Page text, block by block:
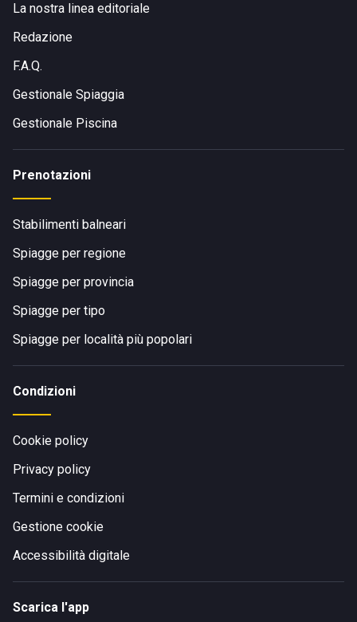
La nostra linea editoriale
Redazione
F.A.Q.
Gestionale Spiaggia
Gestionale Piscina
Prenotazioni
Stabilimenti balneari
Spiagge per regione
Spiagge per provincia
Spiagge per tipo
Spiagge per località più popolari
Condizioni
Cookie policy
Privacy policy
Termini e condizioni
Gestione cookie
Accessibilità digitale
Scarica l'app